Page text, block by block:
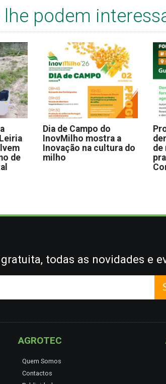
podem
de
Dia de Campo do
InovMilho mostra a
Inovação na cultura do
milho
de
todas as novidades e
AGROTEC
Quem Somos
Contactos